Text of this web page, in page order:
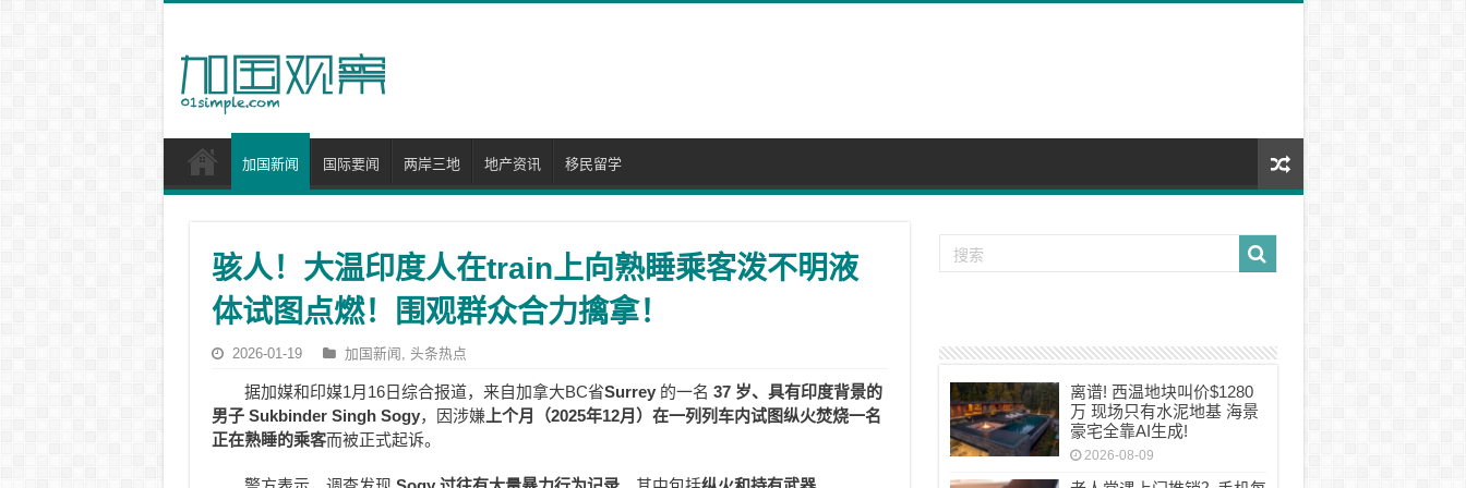
加国新闻 国际要闻 两岸三地 地产资讯 移民留学
骇人！大温印度人在train上向熟睡乘客泼不明液
体试图点燃！围观群众合力擒拿！
2026-01-19 加国新闻 , 头条热点
据加媒和印媒1月16日综合报道，来自加拿大BC省Surrey的一名 37 岁、具有印度背景的
男子 Sukbinder Singh Sogy，因涉嫌上个月（2025年12月）在一列列车内试图纵火焚烧一名
正在熟睡的乘客而被正式起诉。
离谱! 西温地块叫价$1280
万 现场只有水泥地基 海景
豪宅全靠AI生成!
2026-08-09